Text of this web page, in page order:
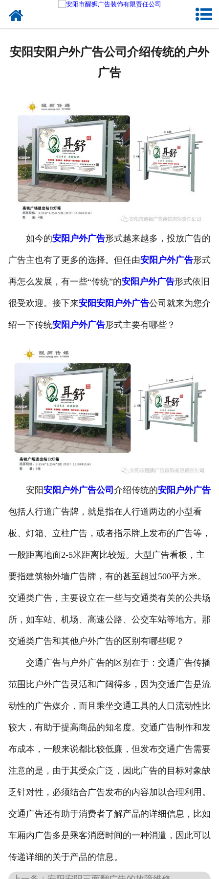
新闻资讯
企业文化
安阳安阳户外广告公司介绍传统的户外
广告
如今的安阳户外广告形式越来越多，投放广告的
广告主也有了更多的选择。但任由安阳户外广告形式
再怎么发展，有一些“传统”的安阳户外广告形式依旧
很受欢迎。接下来安阳安阳户外广告公司就来为您介
绍一下传统安阳户外广告形式主要有哪些？
安阳安阳户外广告公司 介绍传统的安阳户外广告
包括人行道广告牌，就是指在人行道两边的小型看
板、灯箱、立柱广告，或者指示牌上发布的广告等，
一般距离地面2-5米距离比较短。大型广告看板，主
要指建筑物外墙广告牌，有的甚至超过500平方米。
交通类广告，主要设立在一些与交通类有关的公共场
所，如车站、机场、高速公路、公交车站等地方。那
交通类广告和其他户外广告的区别有哪些呢？
交通广告与户外广告的区别在于：交通广告传播
范围比户外广告灵活和广阔得多，因为交通广告是流
动性的广告媒介，而且乘坐交通工具的人口流动性比
较大，有助于提高商品的知名度。交通广告制作和发
布成本，一般来说都比较低廉，但发布交通广告需要
注意的是，由于其受众广泛，因此广告的目标对象缺
乏针对性，必须结合广告发布的内容加以合理利用。
交通广告还有助于消费者了解产品的详细信息，比如
车厢内广告多是乘客消磨时间的一种消遣，因此可以
传递详细的关于产品的信息。